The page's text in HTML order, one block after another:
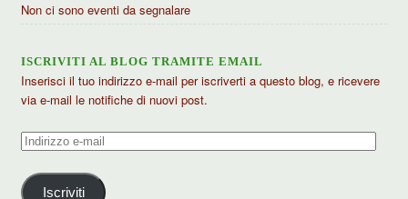
Non ci sono eventi da segnalare
ISCRIVITI AL BLOG TRAMITE EMAIL
Inserisci il tuo indirizzo e-mail per iscriverti a questo blog, e ricevere
via e-mail le notifiche di nuovi post.
Indirizzo
mail
Iscriviti